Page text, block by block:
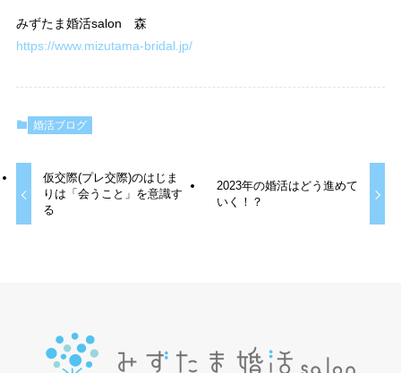
みずたま婚活salon 森
https://www.mizutama-bridal.jp/
婚活ブログ
仮交際(プレ交際)のはじま
りは「会うこと」を意識す
る
2023年の婚活はどう進めて
いく！？